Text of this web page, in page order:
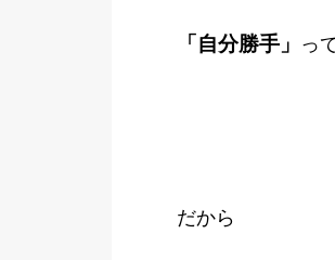
「自分勝手」 っ
だから